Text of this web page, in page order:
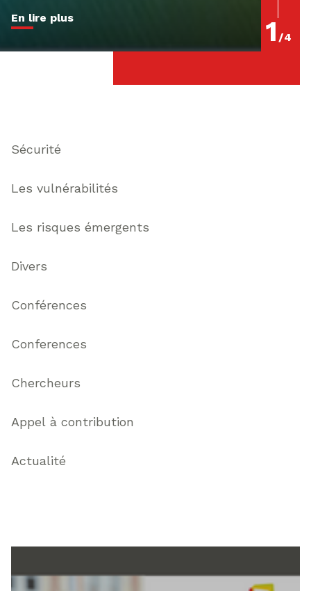
1 /4
En lire plus En
Thématiques
Sécurité
Les vulnérabilités
Les risques émergents
Divers
Conférences
Conferences
Chercheurs
Appel à contribution
Actualité